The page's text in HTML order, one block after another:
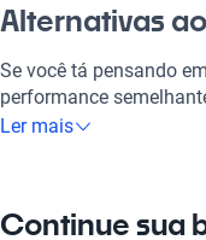
Por que
Tecnologia ao
Desfrute da melhor
Alternativas
Se você tá pensando
performance
tecnologia.
Ler mais
Continue sua